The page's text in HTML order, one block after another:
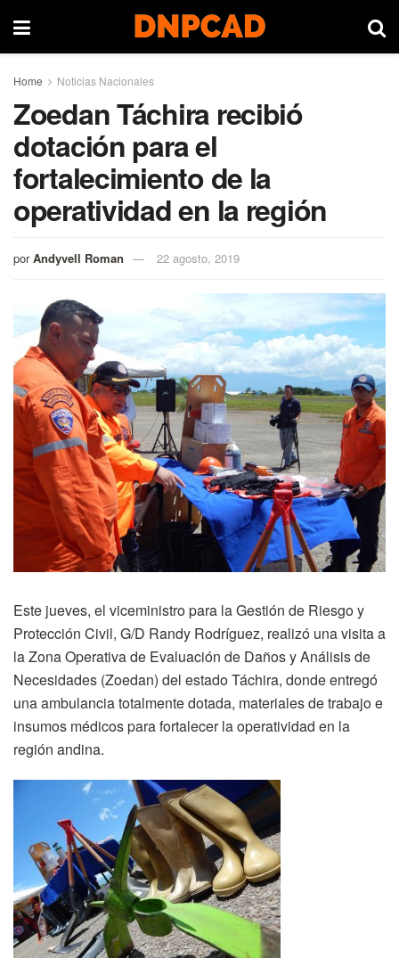
Home Noticias Nacionales
Zoedan Táchira recibió
dotación para el
fortalecimiento de la
operatividad en la región
por Andyvell Roman 22 agosto, 2019
Este jueves, el viceministro para la Gestión de Riesgo y
Protección Civil, G/D Randy Rodríguez, realizó una visita a
la Zona Operativa de Evaluación de Daños y Análisis de
Necesidades (Zoedan) del estado Táchira, donde entregó
una ambulancia totalmente dotada, materiales de trabajo e
insumos médicos para fortalecer la operatividad en la
región andina.